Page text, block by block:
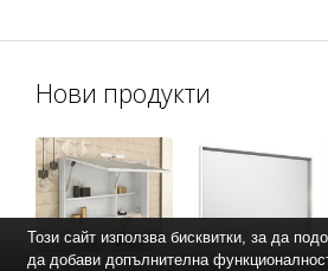
Нови продукти
Този сайт използва бисквитки, за да
да добави допълнителна